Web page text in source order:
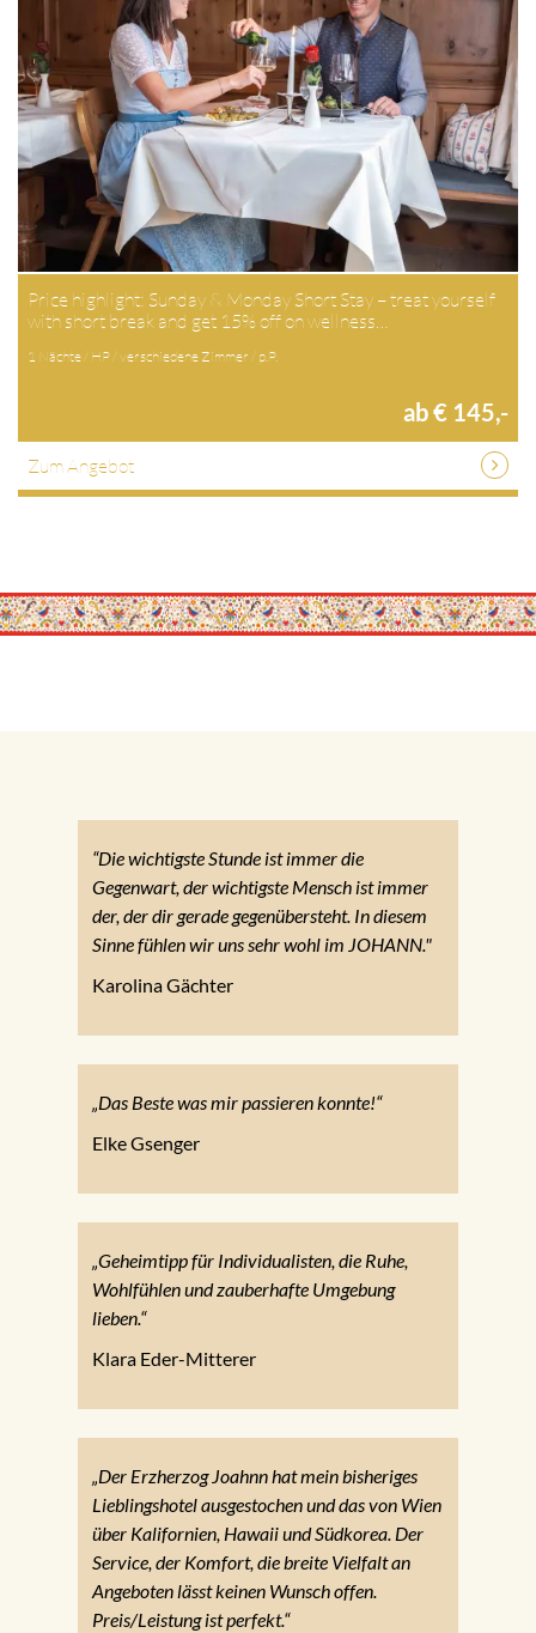
Price highlight: Sunday & Monday Short Stay – treat yourself
with short break and get 15% off on wellness…
1 Nächte / HP / verschiedene Zimmer / p.P.
ab € 145,-
Zum Angebot
“Die wichtigste Stunde ist immer die
Gegenwart, der wichtigste Mensch ist immer
der, der dir gerade gegenübersteht. In diesem
Sinne fühlen wir uns sehr wohl im JOHANN."
Karolina Gächter
„Das Beste was mir passieren konnte!“
Elke Gsenger
„Geheimtipp für Individualisten, die Ruhe,
Wohlfühlen und zauberhafte Umgebung
lieben.“
Klara Eder-Mitterer
„Der Erzherzog Joahnn hat mein bisheriges
Lieblingshotel ausgestochen und das von Wien
über Kalifornien, Hawaii und Südkorea. Der
Service, der Komfort, die breite Vielfalt an
Angeboten lässt keinen Wunsch offen.
Preis/Leistung ist perfekt.“